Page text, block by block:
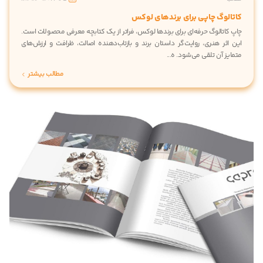
کاتالوگ چاپی برای برندهای لوکس
چاپ کاتالوگ حرفه‌ای برای برندها لوکس، فراتر از یک کتابچه معرفی محصولات است.
این اثر هنری، روایت‌گر داستان برند و بازتاب‌دهنده اصالت، ظرافت و ارزش‌های
متمایز آن تلقی می‌شود. ه...
مطالب بیشتر